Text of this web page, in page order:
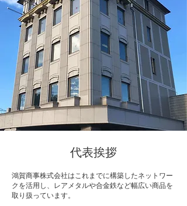
​代表挨拶
鴻賀商事株式会社はこれまでに構築したネットワー
クを活用し、レアメタルや合金鉄など幅広い商品を
取り扱っています。